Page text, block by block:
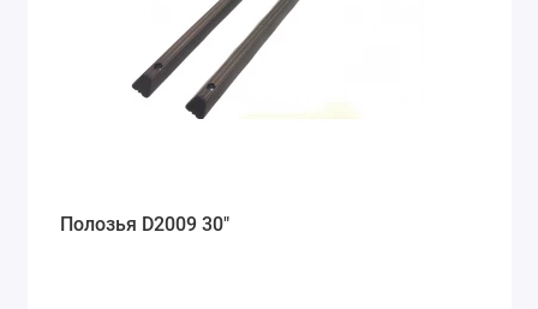
Ремонт обуви
Полозья D2009 30"